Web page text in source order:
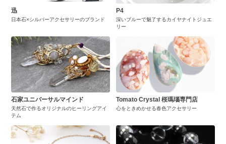
迅
日本石×シルバーアクセサリーのブランド
P4
深いブルーで魅了するカイヤナイトジュエ
リー
石家ユニバーサルマインド
天然石で作るオリジナルのヒーリングアイ
テム
Tomato Crystal 桜瑪瑙専門店
心をときめかせる春色アクセサリー